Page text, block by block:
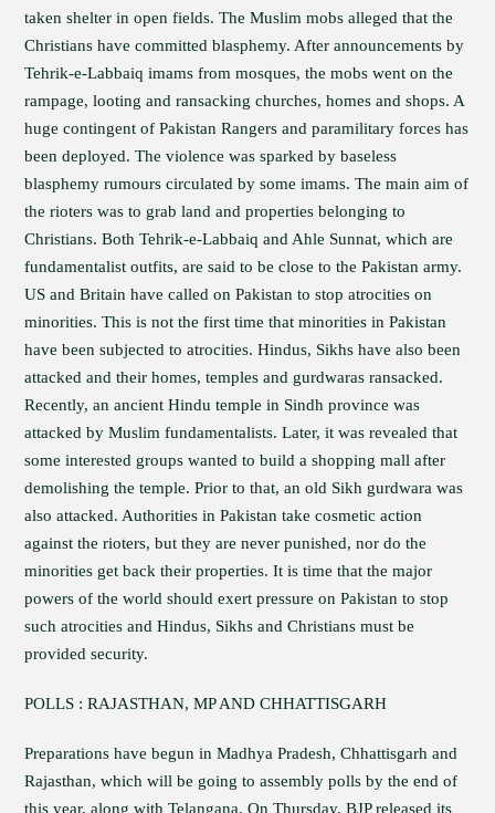
taken shelter in open fields. The Muslim mobs alleged that the
Christians have committed blasphemy. After announcements by
Tehrik-e-Labbaiq imams from mosques, the mobs went on the
rampage, looting and ransacking churches, homes and shops. A
huge contingent of Pakistan Rangers and paramilitary forces has
been deployed. The violence was sparked by baseless
blasphemy rumours circulated by some imams. The main aim of
the rioters was to grab land and properties belonging to
Christians. Both Tehrik-e-Labbaiq and Ahle Sunnat, which are
fundamentalist outfits, are said to be close to the Pakistan army.
US and Britain have called on Pakistan to stop atrocities on
minorities. This is not the first time that minorities in Pakistan
have been subjected to atrocities. Hindus, Sikhs have also been
attacked and their homes, temples and gurdwaras ransacked.
Recently, an ancient Hindu temple in Sindh province was
attacked by Muslim fundamentalists. Later, it was revealed that
some interested groups wanted to build a shopping mall after
demolishing the temple. Prior to that, an old Sikh gurdwara was
also attacked. Authorities in Pakistan take cosmetic action
against the rioters, but they are never punished, nor do the
minorities get back their properties. It is time that the major
powers of the world should exert pressure on Pakistan to stop
such atrocities and Hindus, Sikhs and Christians must be
provided security.
POLLS : RAJASTHAN, MP AND CHHATTISGARH
Preparations have begun in Madhya Pradesh, Chhattisgarh and
Rajasthan, which will be going to assembly polls by the end of
this year, along with Telangana. On Thursday, BJP released its